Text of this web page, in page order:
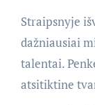
Straipsnyje
dažniausiai
talentai.
atsitiktine